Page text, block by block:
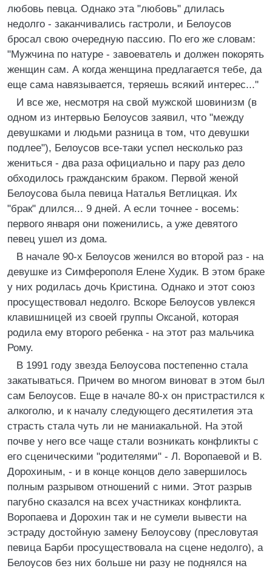
любовь певца. Однако эта "любовь" длилась
недолго - заканчивались гастроли, и Белоусов
бросал свою очередную пассию. По его же словам:
"Мужчина по натуре - завоеватель и должен покорять
женщин сам. А когда женщина предлагается тебе, да
еще сама навязывается, теряешь всякий интерес..."
И все же, несмотря на свой мужской шовинизм (в
одном из интервью Белоусов заявил, что "между
девушками и людьми разница в том, что девушки
подлее"), Белоусов все-таки успел несколько раз
жениться - два раза официально и пару раз дело
обходилось гражданским браком. Первой женой
Белоусова была певица Наталья Ветлицкая. Их
"брак" длился... 9 дней. А если точнее - восемь:
первого января они поженились, а уже девятого
певец ушел из дома.
В начале 90-х Белоусов женился во второй раз - на
девушке из Симферополя Елене Худик. В этом браке
у них родилась дочь Кристина. Однако и этот союз
просуществовал недолго. Вскоре Белоусов увлекся
клавишницей из своей группы Оксаной, которая
родила ему второго ребенка - на этот раз мальчика
Рому.
В 1991 году звезда Белоусова постепенно стала
закатываться. Причем во многом виноват в этом был
сам Белоусов. Еще в начале 80-х он пристрастился к
алкоголю, и к началу следующего десятилетия эта
страсть стала чуть ли не маниакальной. На этой
почве у него все чаще стали возникать конфликты с
его сценическими "родителями" - Л. Воропаевой и В.
Дорохиным, - и в конце концов дело завершилось
полным разрывом отношений с ними. Этот разрыв
пагубно сказался на всех участниках конфликта.
Воропаева и Дорохин так и не сумели вывести на
эстраду достойную замену Белоусову (пресловутая
певица Барби просуществовала на сцене недолго), а
Белоусов без них больше ни разу не поднялся на